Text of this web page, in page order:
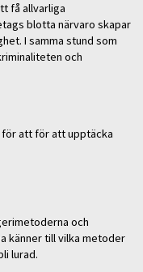
få allvarliga
blotta närvaro skapar
I samma stund som
och
att för att upptäcka
och
känner till vilka metoder
lurad.